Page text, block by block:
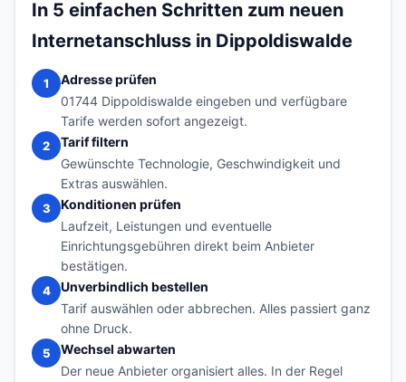
In 5 einfachen Schritten zum neuen
Internetanschluss in Dippoldiswalde
1
Adresse prüfen
01744 Dippoldiswalde eingeben und verfügbare
Tarife werden sofort angezeigt.
2
Tarif filtern
Gewünschte Technologie, Geschwindigkeit und
Extras auswählen.
3
Konditionen prüfen
Laufzeit, Leistungen und eventuelle
Einrichtungsgebühren direkt beim Anbieter
bestätigen.
4
Unverbindlich bestellen
Tarif auswählen oder abbrechen. Alles passiert ganz
ohne Druck.
5
Wechsel abwarten
Der neue Anbieter organisiert alles. In der Regel